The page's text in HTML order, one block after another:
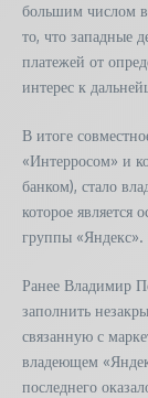
большим числом
то, что западные
платежей от
интерес к
В итоге
«Интерросом» и
банком), стало
которое
группы «Яндекс».
Ранее Владимир
заполнить
связанную с
владеющем
последнего